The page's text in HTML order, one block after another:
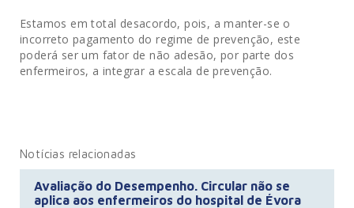
Estamos em total desacordo, pois, a manter-se o
incorreto pagamento do regime de prevenção, este
poderá ser um fator de não adesão, por parte dos
enfermeiros, a integrar a escala de prevenção.
Notícias relacionadas
Avaliação do Desempenho. Circular não se
aplica aos enfermeiros do hospital de Évora